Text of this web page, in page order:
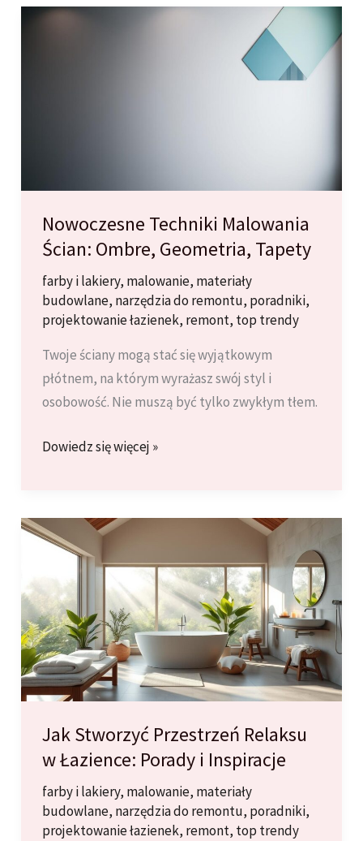
Powinno
Nowoczesne Techniki Malowania
Ścian: Ombre, Geometria, Tapety
farby i lakiery, malowanie, materiały
budowlane, narzędzia do remontu, poradniki,
projektowanie łazienek, remont, top trendy
Twoje ściany mogą stać się wyjątkowym
płótnem, na którym wyrażasz swój styl i
osobowość. Nie muszą być tylko zwykłym tłem.
Nowoczesne
Ścian:
Ombre,
Geometria,
Tapety
Dowiedz się więcej »
Jak Stworzyć Przestrzeń Relaksu
w Łazience: Porady i Inspiracje
farby i lakiery, malowanie, materiały
budowlane, narzędzia do remontu, poradniki,
projektowanie łazienek, remont, top trendy